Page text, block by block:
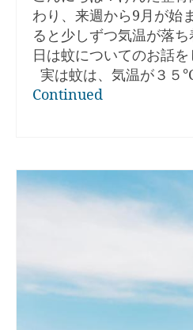
わり、来週から9月が始
ると少しずつ気温が落
日は蚊についてのお話を
実は蚊は、気温が３
Continued